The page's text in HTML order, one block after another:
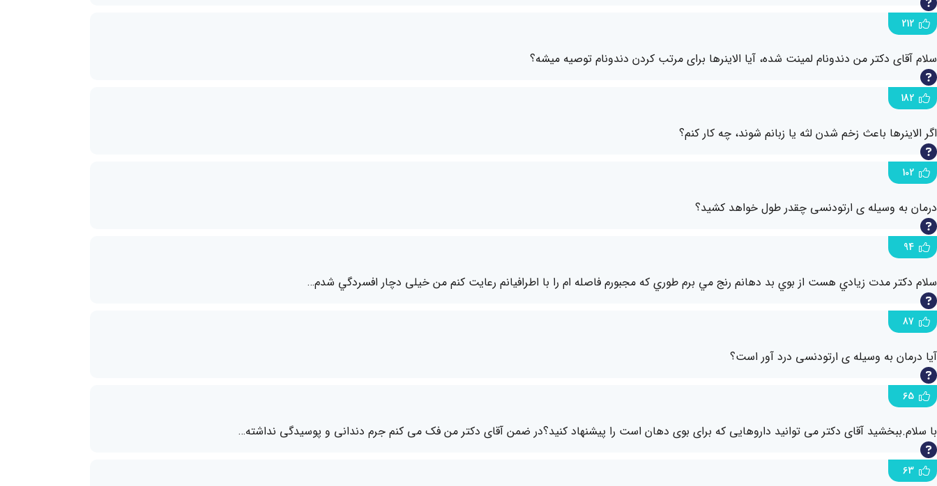
212
سلام آقای دکتر من دندونام لمینت شده، آیا الاینرها برای مرتب کردن دندونام توصیه میشه؟
182
اگر الاینرها باعث زخم شدن لثه یا زبانم شوند، چه کار کنم؟
102
درمان به وسیله ی ارتودنسی چقدر طول خواهد کشید؟
94
سلام دکتر مدت زيادي هست از بوي بد دهانم رنج مي برم طوري كه مجبورم فاصله ام را با اطرافيانم رعايت كنم من خیلی دچار افسردگي شدم…
87
آیا درمان به وسیله ی ارتودنسی درد آور است؟
65
با سلام.ببخشید آقای دکتر می توانید داروهایی که برای بوی دهان است را پیشنهاد کنید؟در ضمن آقای دکتر من فک می کنم جرم دندانی و پوسیدگی نداشته…
63